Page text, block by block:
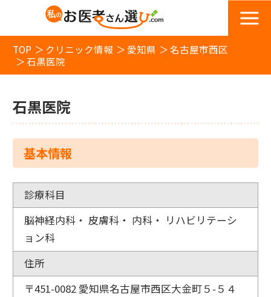
TOP クリニック情報 愛知県
名古屋市西区
石黒医院
石黒医院
基本情報
診療科目
脳神経内科・ 皮膚科・ 内科・ リハビリテーシ
ョン科
住所
〒451-0082 愛知県名古屋市西区大金町５-５４